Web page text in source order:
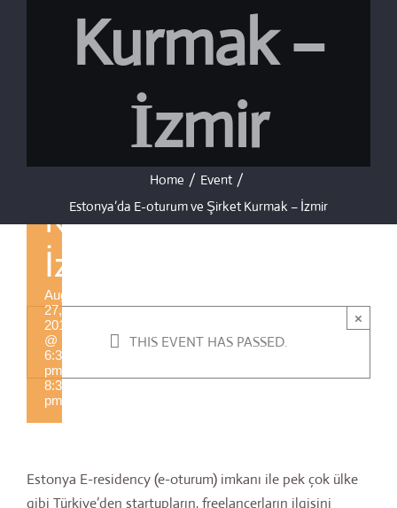
Kurmak –
İzmir
Home / Event /
Estonya’da E-oturum ve Şirket Kurmak – İzmir
×
THIS EVENT HAS PASSED.
Estonya’da
E-oturum
ve Şirket
Kurmak –
İzmir
August
27,
2019
@
6:30
pm
8:30
pm
Estonya E-residency (e-oturum) imkanı ile pek çok ülke
gibi Türkiye’den startupların, freelancerların ilgisini